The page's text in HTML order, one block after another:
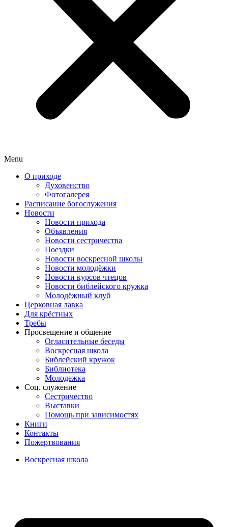
Menu
О приходе
Духовенство
Фотогалерея
Расписание богослужения
Новости
Новости прихода
Объявления
Новости сестричества
Поездки
Новости воскресной школы
Новости молодёжки
Новости курсов чтецов
Новости библейского кружка
Молодёжный клуб
Церковная лавка
Для крёстных
Требы
Просвещение и общение
Огласительные беседы
Воскресная школа
Библейский кружок
Библиотека
Молодежка
Соц. служение
Сестричество
Выставки
Помощь при зависимостях
Книги
Контакты
Пожертвования
Воскресная школа